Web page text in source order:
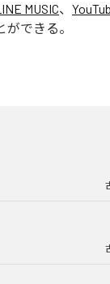
MUSIC、
できる。